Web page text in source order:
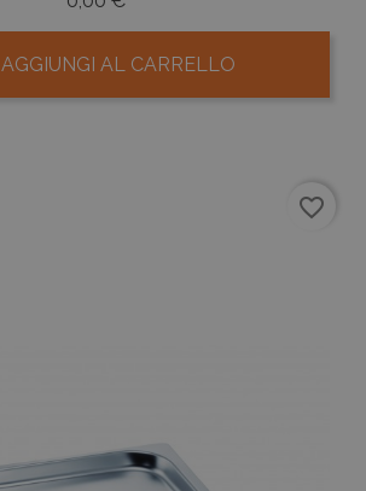
AGGIUNGI AL CARRELLO
favorite_border